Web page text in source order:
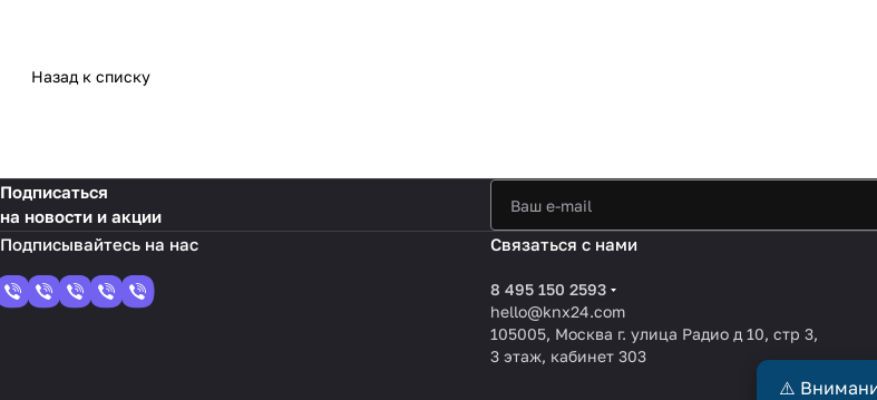
Назад к списку
Подписаться
на новости и акции
Связаться с нами
8 495 150 2593
hello@knx24.com
105005, Москва г. улица Радио д 10, стр 3,
3 этаж, кабинет 303
⚠️